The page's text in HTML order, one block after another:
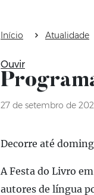
Início Atualidade
Ouvir
27 de setembro de
Decorre até
A Festa do Livro
autores de língua